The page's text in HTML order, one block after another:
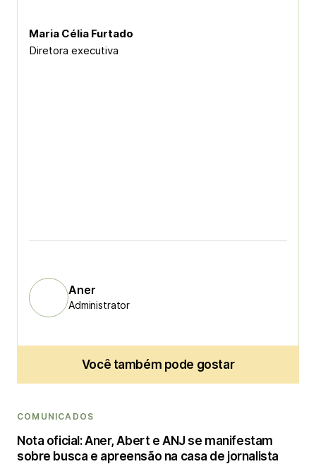
Maria Célia Furtado
Diretora executiva
Aner
Administrator
Você também pode gostar
COMUNICADOS
Nota oficial: Aner, Abert e ANJ se manifestam
sobre busca e apreensão na casa de jornalista